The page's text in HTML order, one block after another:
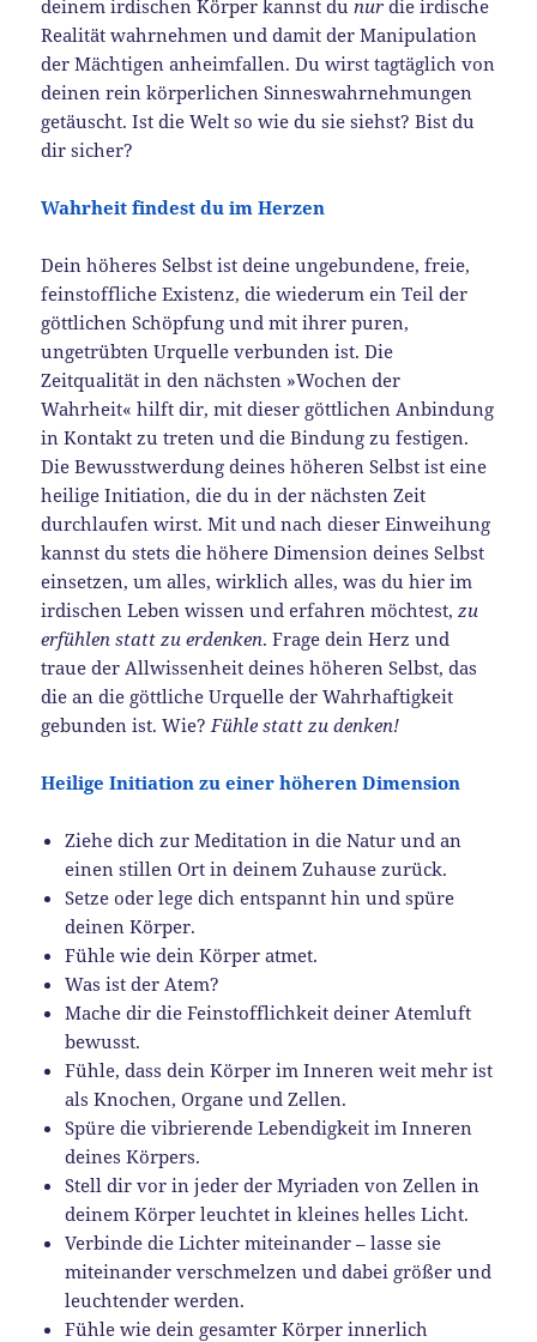
deinem irdischen Körper kannst du nur die irdische
Realität wahrnehmen und damit der Manipulation
der Mächtigen anheimfallen. Du wirst tagtäglich von
deinen rein körperlichen Sinneswahrnehmungen
getäuscht. Ist die Welt so wie du sie siehst? Bist du
dir sicher?
Wahrheit findest du im Herzen
Dein höheres Selbst ist deine ungebundene, freie,
feinstoffliche Existenz, die wiederum ein Teil der
göttlichen Schöpfung und mit ihrer puren,
ungetrübten Urquelle verbunden ist. Die
Zeitqualität in den nächsten »Wochen der
Wahrheit« hilft dir, mit dieser göttlichen Anbindung
in Kontakt zu treten und die Bindung zu festigen.
Die Bewusstwerdung deines höheren Selbst ist eine
heilige Initiation, die du in der nächsten Zeit
durchlaufen wirst. Mit und nach dieser Einweihung
kannst du stets die höhere Dimension deines Selbst
einsetzen, um alles, wirklich alles, was du hier im
irdischen Leben wissen und erfahren möchtest,zu
erfühlen statt zu erdenken. Frage dein Herz und
traue der Allwissenheit deines höheren Selbst, das
die an die göttliche Urquelle der Wahrhaftigkeit
gebunden ist. Wie? Fühle statt zu denken!
Heilige Initiation zu einer höheren Dimension
Ziehe dich zur Meditation in die Natur und an
einen stillen Ort in deinem Zuhause zurück.
Setze oder lege dich entspannt hin und spüre
deinen Körper.
Fühle wie dein Körper atmet.
Was ist der Atem?
Mache dir die Feinstofflichkeit deiner Atemluft
bewusst.
Fühle, dass dein Körper im Inneren weit mehr ist
als Knochen, Organe und Zellen.
Spüre die vibrierende Lebendigkeit im Inneren
deines Körpers.
Stell dir vor in jeder der Myriaden von Zellen in
deinem Körper leuchtet in kleines helles Licht.
Verbinde die Lichter miteinander – lasse sie
miteinander verschmelzen und dabei größer und
leuchtender werden.
Fühle wie dein gesamter Körper innerlich